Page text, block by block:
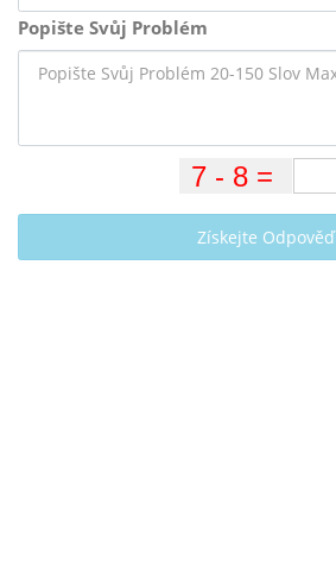
Popište Svůj Problém
Získejte Odpověď